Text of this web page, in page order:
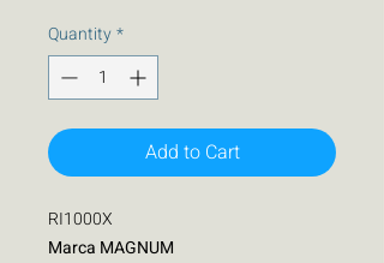
Quantity*
Add to Cart
RI1000X
Marca MAGNUM